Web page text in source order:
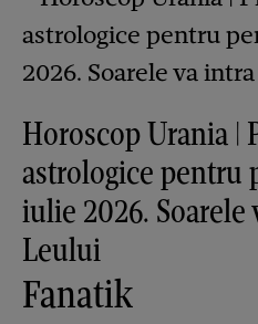
Horoscop Urania |
astrologice pentru
iulie 2026.
Leului
Fanatik